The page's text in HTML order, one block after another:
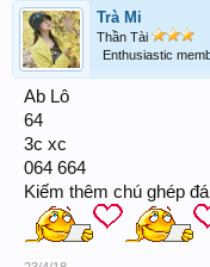
Trà Mi
Thần Tài
Enthusiastic
Ab Lô
64
3c xc
064 664
Kiếm thêm chú ghép